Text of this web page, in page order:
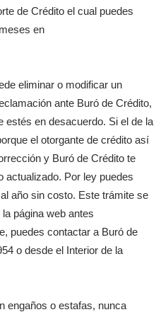
de Crédito el cual puedes
en
eliminar o modificar un
ante Buró de Crédito,
estés en desacuerdo. Si el de la
el otorgante de crédito así
y Buró de Crédito te
actualizado. Por ley puedes
año sin costo. Este trámite se
página web antes
puedes contactar a Buró de
o desde el Interior de la
engaños o estafas, nunca